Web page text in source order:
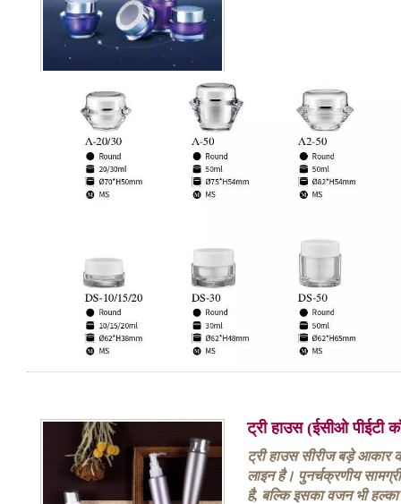
ट्री हाउस (ईसीओ
ट्री हाउस सीरीज बड़े आकार
लाइन है। पुनर्चक्रणीय
है, बल्कि इसका वजन भी हल्का